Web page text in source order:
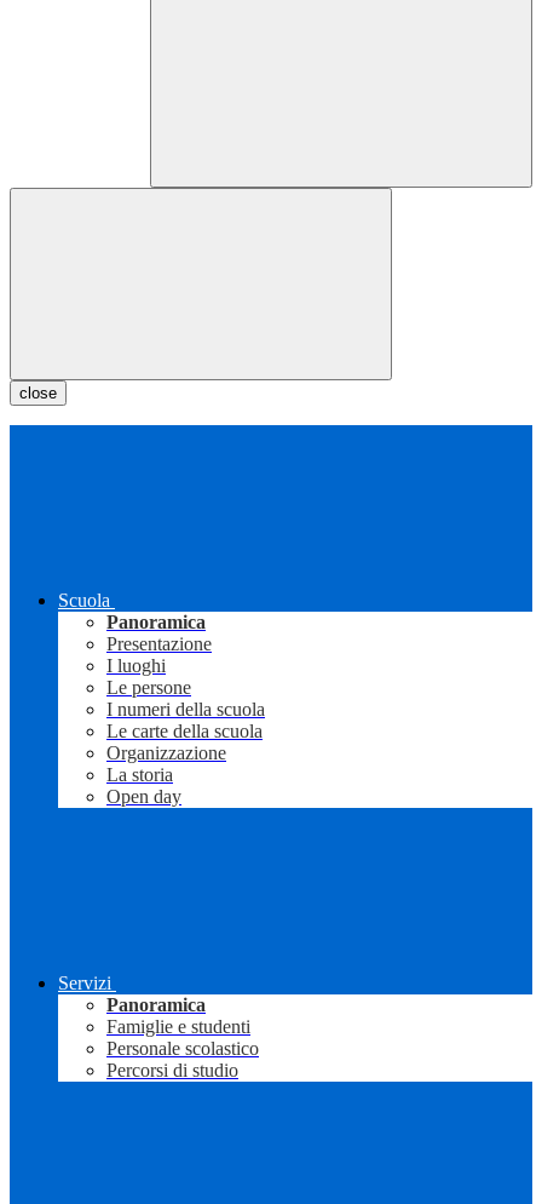
close
Scuola
Panoramica
Presentazione
I luoghi
Le persone
I numeri della scuola
Le carte della scuola
Organizzazione
La storia
Open day
Servizi
Panoramica
Famiglie e studenti
Personale scolastico
Percorsi di studio